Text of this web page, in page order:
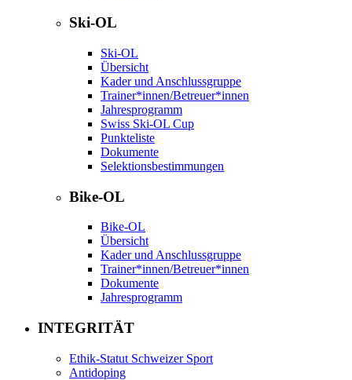
Ski-OL
Ski-OL
Übersicht
Kader und Anschlussgruppe
Trainer*innen/Betreuer*innen
Jahresprogramm
Swiss Ski-OL Cup
Punkteliste
Dokumente
Selektionsbestimmungen
Bike-OL
Bike-OL
Übersicht
Kader und Anschlussgruppe
Trainer*innen/Betreuer*innen
Dokumente
Jahresprogramm
INTEGRITÄT
Ethik-Statut Schweizer Sport
Antidoping